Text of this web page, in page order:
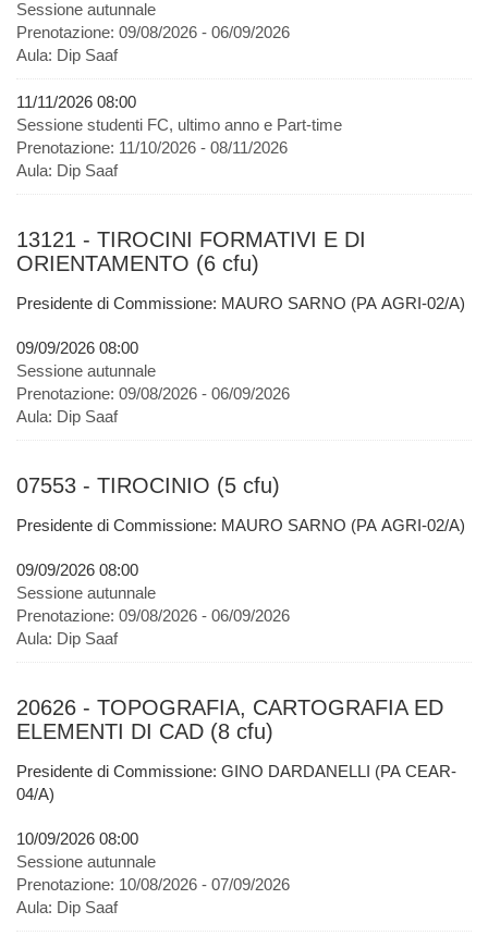
Sessione autunnale
Prenotazione: 09/08/2026 - 06/09/2026
Aula: Dip Saaf
11/11/2026 08:00
Sessione studenti FC, ultimo anno e Part-time
Prenotazione: 11/10/2026 - 08/11/2026
Aula: Dip Saaf
13121 - TIROCINI FORMATIVI E DI
ORIENTAMENTO (6 cfu)
Presidente di Commissione: MAURO SARNO (PA AGRI-02/A)
09/09/2026 08:00
Sessione autunnale
Prenotazione: 09/08/2026 - 06/09/2026
Aula: Dip Saaf
07553 - TIROCINIO (5 cfu)
Presidente di Commissione: MAURO SARNO (PA AGRI-02/A)
09/09/2026 08:00
Sessione autunnale
Prenotazione: 09/08/2026 - 06/09/2026
Aula: Dip Saaf
20626 - TOPOGRAFIA, CARTOGRAFIA ED
ELEMENTI DI CAD (8 cfu)
Presidente di Commissione: GINO DARDANELLI (PA CEAR-
04/A)
10/09/2026 08:00
Sessione autunnale
Prenotazione: 10/08/2026 - 07/09/2026
Aula: Dip Saaf